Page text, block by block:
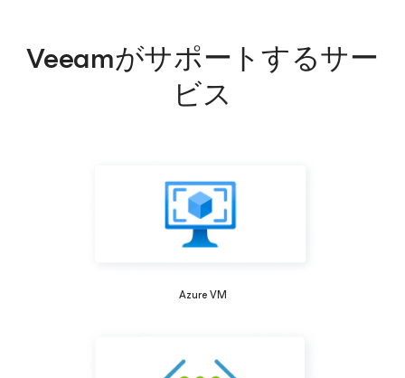
Veeamがサポートするサー
ビス
Azure VM